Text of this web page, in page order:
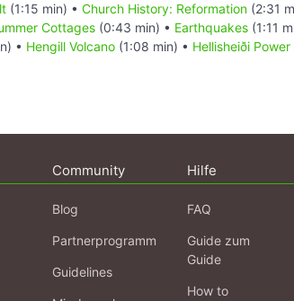
(1:15 min) • Church History: Reformation (2:31
Cottages (0:43 min) • Earthquakes (1:11
• Hengill Volcano (1:08 min) • Hellisheiði
Community
Blog
Partnerprogramm
Guidelines
Hilfe
FAQ
Guide zum
Guide
How to